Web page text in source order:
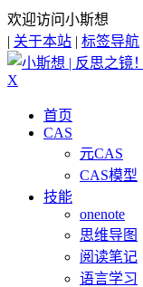
欢迎访问小斯想
| 关于本站 | 标签导航
X
首页
CAS
元CAS
CAS模型
技能
onenote
思维导图
阅读笔记
语言学习